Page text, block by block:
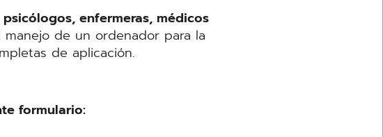
enfermeras, médicos
de un ordenador para la
de aplicación.
formulario: